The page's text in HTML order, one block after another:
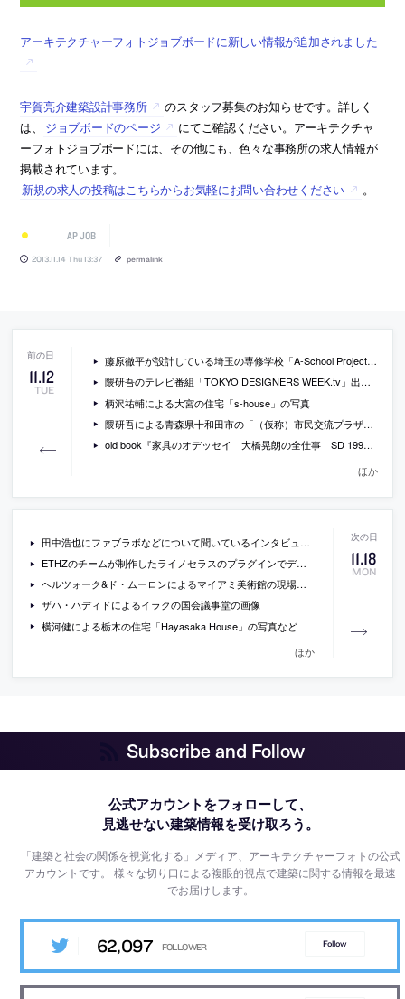
アーキテクチャーフォトジョブボードに新しい情報が追加されました
宇賀亮介建築設計事務所
のスタッフ募集のお知らせです。詳しく
は、
ジョブボードのページ
にてご確認ください。アーキテクチャ
ーフォトジョブボードには、その他にも、色々な事務所の求人情報が
掲載されています。
新規の求人の投稿はこちらからお気軽にお問い合わせください
。
AP JOB
2013.11.14 Thu 13:37 permalink
11.12
TUE
藤原徹平が設計している埼玉の専修学校「A-School Project」の模型写真など
隈研吾のテレビ番組「TOKYO DESIGNERS WEEK.tv」出演時の動画
柄沢祐輔による大宮の住宅「s-house」の写真
隈研吾による青森県十和田市の「（仮称）市民交流プラザ」の画像
old book『家具のオデッセイ 大橋晃朗の全仕事 SD 1993年6月号』
ほか
11.18
MON
田中浩也にファブラボなどについて聞いているインタビュー「新しいものづくりの形が世界を変える可能性も」
ETHZのチームが制作したライノセラスのプラグインでデザインされ、カタランボールトの技術で作られたパヴィリオン「Bricktopia」の写真
ヘルツォーク&ド・ムーロンによるマイアミ美術館の現場写真
ザハ・ハディドによるイラクの国会議事堂の画像
横河健による栃木の住宅「Hayasaka House」の写真など
ほか
Subscribe and Follow
公式アカウントをフォローして、
見逃せない建築情報を受け取ろう。
「建築と社会の関係を視覚化する」メディア、アーキテクチャーフォトの公式
アカウントです。様々な切り口による複眼的視点で建築に関する情報を最速
でお届けします。
62,097 Follow